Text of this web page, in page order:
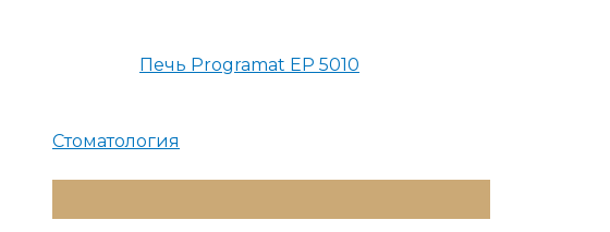
Печь Programat EP 5010
Стоматология
Меню